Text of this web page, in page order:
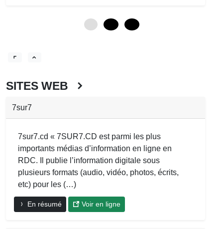
SITES WEB
7sur7
7sur7.cd « 7SUR7.CD est parmi les plus
importants médias d’information en ligne en
RDC. Il publie l’information digitale sous
plusieurs formats (audio, vidéo, photos, écrits,
etc) pour les (…)
En résumé Voir en ligne